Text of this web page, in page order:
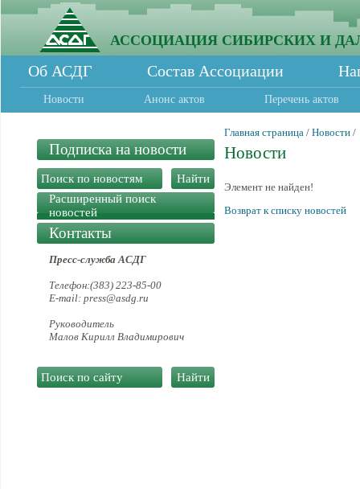
АССОЦИАЦИЯ СИБИРСКИХ И
Об АСДГ Состав Ассоциации
Новости Анонс актов Перечень актов
Подписка на новости
Расширенный поиск
новостей
Контакты
Пресс-служба АСДГ
Телефон:(383) 223-85-00
E-mail: press@asdg.ru
Руководитель
Малов Кирилл Владимирович
Главная страница / Новости /
Новости
Элемент не найден!
Возврат к списку новостей